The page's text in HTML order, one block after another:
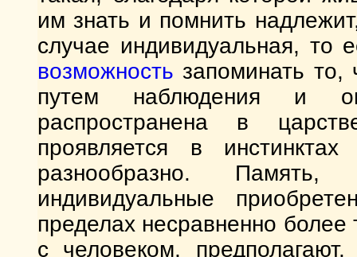
им знать и помнить
случае индивидуальная, то
возможность запоминать то,
путем наблюдения и
распространена в
проявляется в
разнообразно.
индивидуальные
пределах несравненно
с человеком,